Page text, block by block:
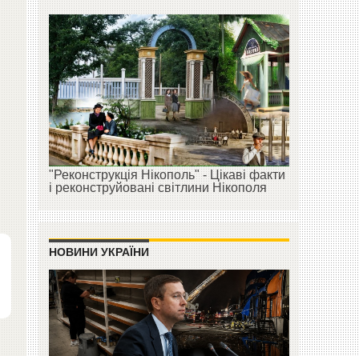
"Реконструкція Нікополь" - Цікаві факти
і реконструйовані світлини Нікополя
НОВИНИ УКРАЇНИ